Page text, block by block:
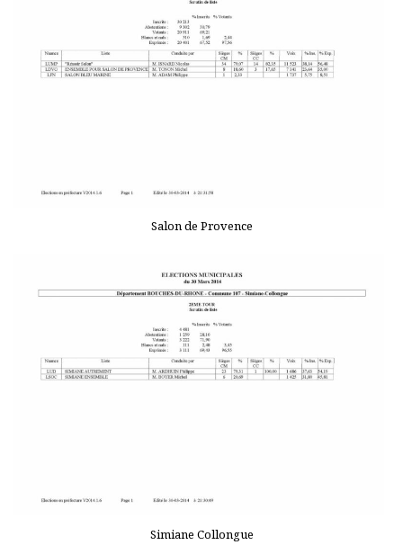
Salon de Provence
Simiane Collongue